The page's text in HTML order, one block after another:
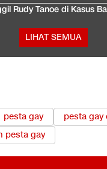
Rudy Tanoe di Kasus
LIHAT SEMUA
pesta gay
pesta
pesta gay